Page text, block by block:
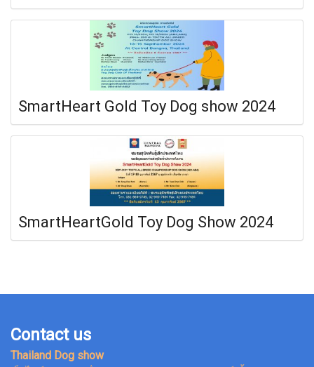
SmartHeart Gold Toy Dog show 2024
SmartHeartGold Toy Dog Show 2024
Contact us
Thailand Dog show